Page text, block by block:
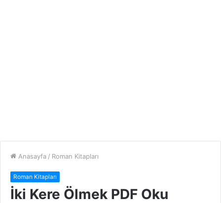
Anasayfa / Roman Kitapları
Roman Kitapları
İki Kere Ölmek PDF Oku